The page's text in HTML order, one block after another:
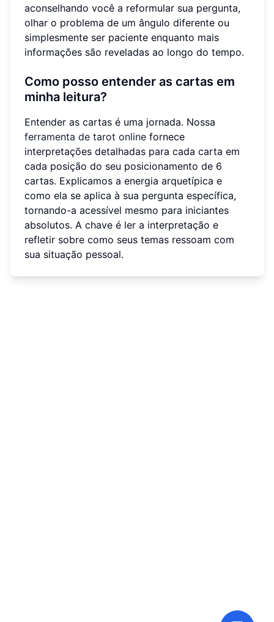
aconselhando você a reformular sua pergunta,
olhar o problema de um ângulo diferente ou
simplesmente ser paciente enquanto mais
informações são reveladas ao longo do tempo.
Como posso entender as cartas em
minha leitura?
Entender as cartas é uma jornada. Nossa
ferramenta de tarot online fornece
interpretações detalhadas para cada carta em
cada posição do seu posicionamento de 6
cartas. Explicamos a energia arquetípica e
como ela se aplica à sua pergunta específica,
tornando-a acessível mesmo para iniciantes
absolutos. A chave é ler a interpretação e
refletir sobre como seus temas ressoam com
sua situação pessoal.